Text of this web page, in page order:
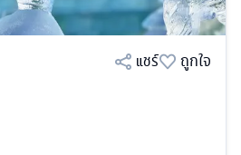
แชร์
ถูกใจ